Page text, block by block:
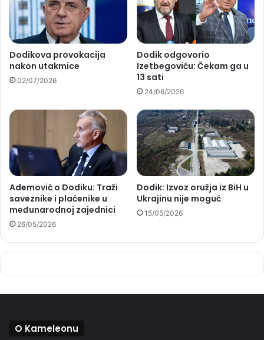
Dodikova provokacija
nakon utakmice
02/07/2026
Dodik odgovorio
Izetbegoviću: Čekam ga u
13 sati
24/06/2026
Ademović o Dodiku: Traži
saveznike i plaćenike u
međunarodnoj zajednici
26/05/2026
Dodik: Izvoz oružja iz BiH u
Ukrajinu nije moguć
15/05/2026
O Kameleonu